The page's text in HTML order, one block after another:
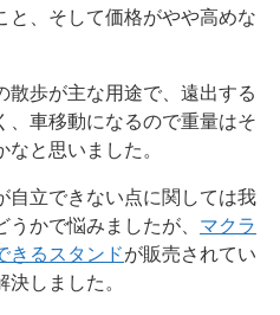
と、そして価格がやや高めな
散歩が主な用途で、遠出する
、車移動になるので重量はそ
と思いました。
自立できない点に関しては我
かで悩みましたが、 マクラ
きるスタンドが販売されてい
しました。